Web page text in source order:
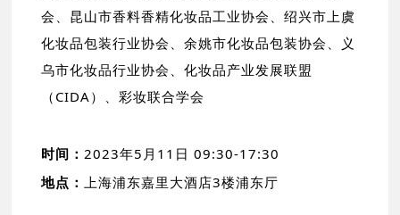
会、昆山市香料香精化妆品工业协会、绍兴市上虞
化妆品包装行业协会、余姚市化妆品包装协会、义
乌市化妆品行业协会、化妆品产业发展联盟
（CIDA）、彩妆联合学会
时间：2023年5月11日 09:30-17:30
地点：上海浦东嘉里大酒店3楼浦东厅